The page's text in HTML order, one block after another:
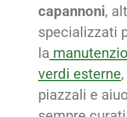
capannoni,
specializzati
la
verdi esterne
piazzali e